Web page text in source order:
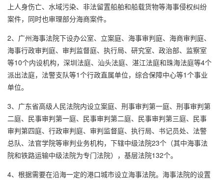
上人身伤亡、水域污染、非法留置船舶和船载货物等海事侵权纠纷
案件，同时也审理部分海商案件。
2、广州海事法院下设办公室、立案庭、海事审判庭、海商审判庭、
海事行政审判庭、审判监督庭、执行局、研究室、政治部、监察室
等10个内设机构，深圳法庭、汕头法庭、湛江法庭和珠海法庭等4个
派出法庭，法警支队等1个行政直属单位，综合保障中心等1个事业
单位。
3、广东省高级人民法院内设立案庭、刑事审判第一庭、刑事审判第
二庭、民事审判第一庭、民事审判第二庭、民事审判第三庭、民事
审判第四庭、行政审判庭、审判监督庭、执行局、书记员处、法警
总队、法官学院等审判业务机构，下辖中级法院23个（其中海事法
院和铁路运输中级法院为专门法院），基层法院132个。
4、根据需要在沿海一定的港口城市设立海事法院。海事法院的设置